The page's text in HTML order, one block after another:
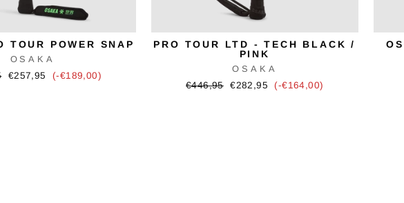
TOUR POWER SNAP
OSAKA
Verkaufspreis
€257,95 (-€189,00)
PRO TOUR LTD - TECH BLACK /
PINK
OSAKA
Ursprünglicher
€446,95 Verkaufspreis
€282,95 (-€164,00)